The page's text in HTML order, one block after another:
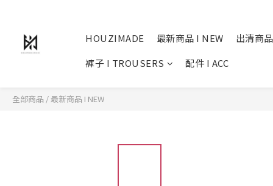
HOUZIMADE 最新商品 I NEW
出清商
褲子 I TROUSERS
配件 I ACC
全部商品 /最新商品 I NEW